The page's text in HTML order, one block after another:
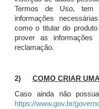
Termos de Uso, tem
informações
como o titular do
prover as informações
reclamação.
2) COMO CRIAR
Caso ainda não
https://www.gov.br/